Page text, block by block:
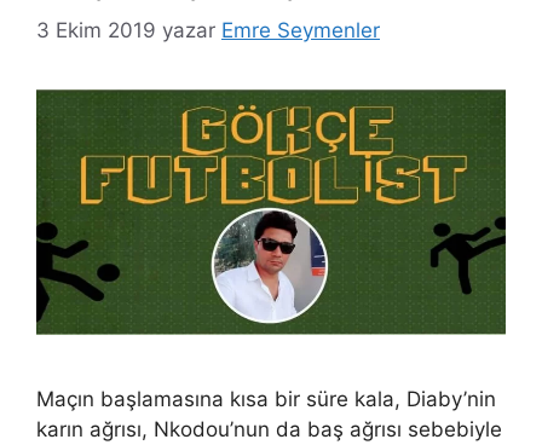
3 Ekim 2019 yazar Emre Seymenler
Maçın başlamasına kısa bir süre kala, Diaby’nin
karın ağrısı, Nkodou’nun da baş ağrısı sebebiyle